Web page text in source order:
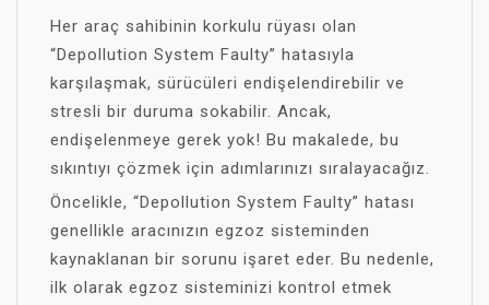
Her araç sahibinin korkulu rüyası olan
“Depollution System Faulty” hatasıyla
karşılaşmak, sürücüleri endişelendirebilir ve
stresli bir duruma sokabilir. Ancak,
endişelenmeye gerek yok! Bu makalede, bu
sıkıntıyı çözmek için adımlarınızı sıralayacağız.
Öncelikle, “Depollution System Faulty” hatası
genellikle aracınızın egzoz sisteminden
kaynaklanan bir sorunu işaret eder. Bu nedenle,
ilk olarak egzoz sisteminizi kontrol etmek